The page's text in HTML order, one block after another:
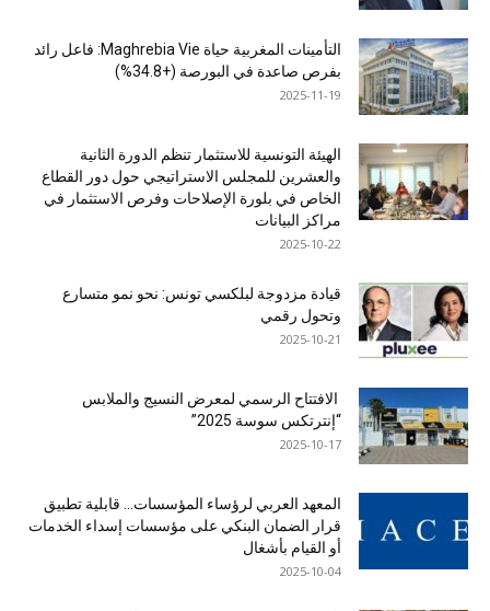
التأمينات المغربية حياة Maghrebia Vie: فاعل رائد
بفرص صاعدة في البورصة (+34.8%)
2025-11-19
الهيئة التونسية للاستثمار تنظم الدورة الثانية
والعشرين للمجلس الاستراتيجي حول دور القطاع
الخاص في بلورة الإصلاحات وفرص الاستثمار في
مراكز البيانات
2025-10-22
قيادة مزدوجة لبلكسي تونس: نحو نمو متسارع
وتحول رقمي
2025-10-21
الافتتاح الرسمي لمعرض النسيج والملابس
“إنترتكس سوسة 2025”
2025-10-17
المعهد العربي لرؤساء المؤسسات… قابلية تطبيق
قرار الضمان البنكي على مؤسسات إسداء الخدمات
أو القيام بأشغال
2025-10-04